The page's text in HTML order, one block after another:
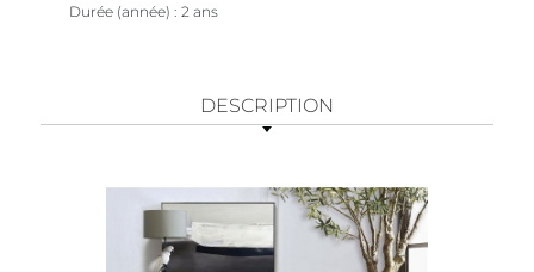
Durée (année)
2 ans
DESCRIPTION